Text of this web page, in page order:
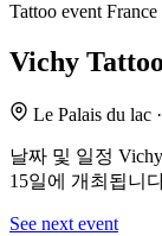
Tattoo event France
Vichy
Le Palais du lac ·
날짜 및 일정
15일에 개최됩니
See next event